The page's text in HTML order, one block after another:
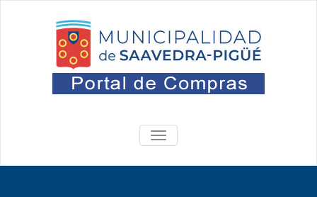
Portal
Oficina de Compras
ALTERNAR
NAVEGACIÓN